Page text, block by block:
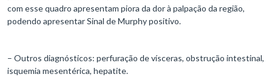
com esse quadro apresentam piora da dor à palpação da região,
podendo apresentar Sinal de Murphy positivo.
– Outros diagnósticos: perfuração de vísceras, obstrução intestinal,
isquemia mesentérica, hepatite.